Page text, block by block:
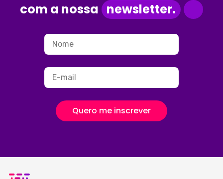
com a nossa newsletter.
Quero me inscrever